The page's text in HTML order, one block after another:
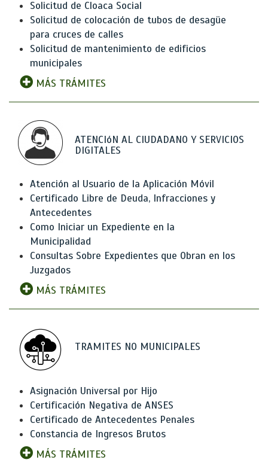
Solicitud de Cloaca Social
Solicitud de colocación de tubos de desagüe
para cruces de calles
Solicitud de mantenimiento de edificios
municipales
MÁS TRÁMITES
ATENCIóN AL CIUDADANO Y SERVICIOS
DIGITALES
Atención al Usuario de la Aplicación Móvil
Certificado Libre de Deuda, Infracciones y
Antecedentes
Como Iniciar un Expediente en la
Municipalidad
Consultas Sobre Expedientes que Obran en los
Juzgados
MÁS TRÁMITES
TRAMITES NO MUNICIPALES
Asignación Universal por Hijo
Certificación Negativa de ANSES
Certificado de Antecedentes Penales
Constancia de Ingresos Brutos
MÁS TRÁMITES